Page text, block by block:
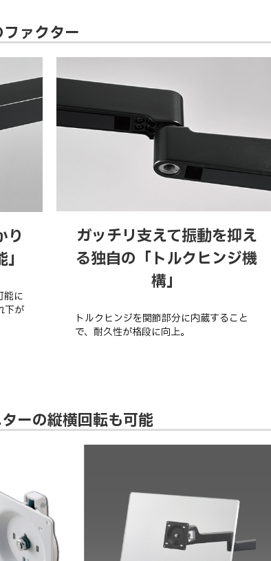
ァクター
り
能に
下が
ガッチリ支えて振動を抑え
る独自の「トルクヒンジ機
構」
トルクヒンジを関節部分に内蔵すること
で、耐久性が格段に向上。
ーの縦横回転も可能